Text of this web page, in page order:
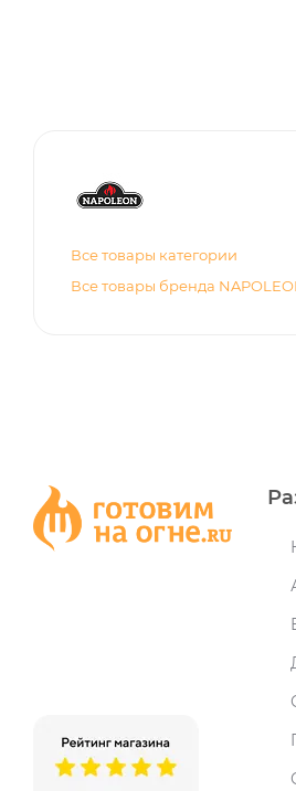
Все товары категории
Все товары бренда